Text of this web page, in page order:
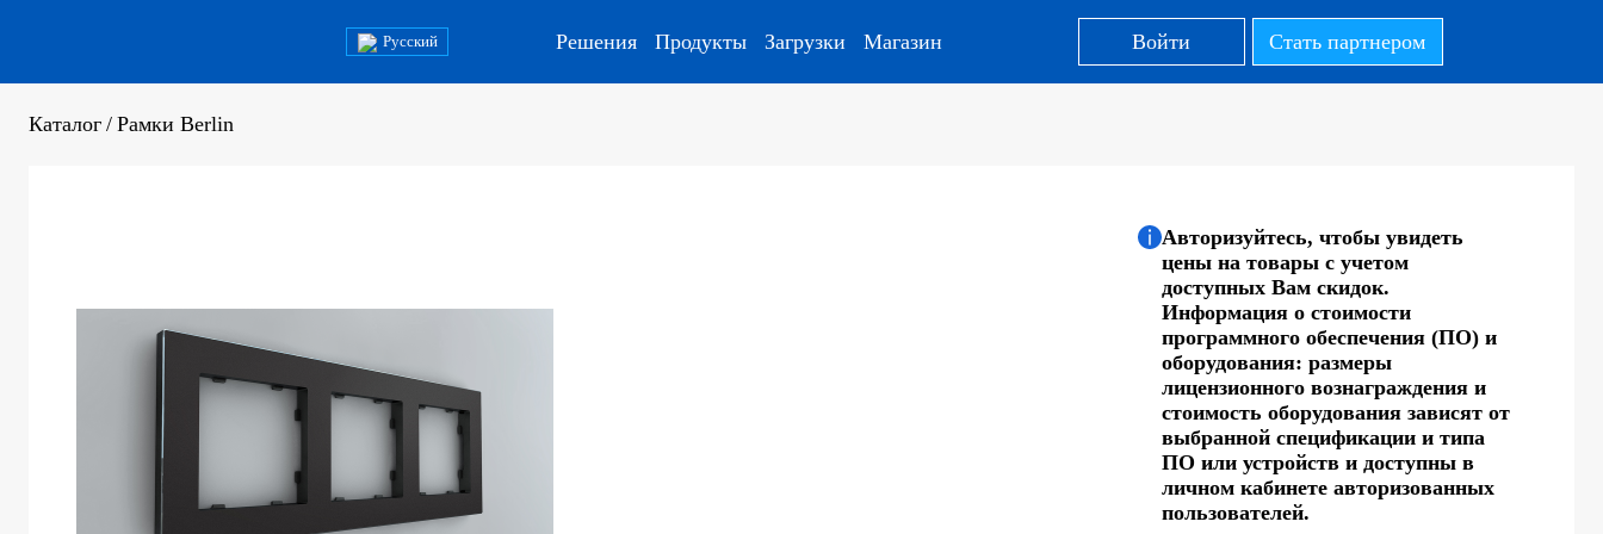
Русский Решения Продукты Загрузки Магазин Войти Стать партнером
Каталог / Рамки Berlin
Авторизуйтесь, чтобы увидеть
цены на товары с учетом
доступных Вам скидок.
Информация о стоимости
программного обеспечения (ПО) и
оборудования: размеры
лицензионного вознаграждения и
стоимость оборудования зависят от
выбранной спецификации и типа
ПО или устройств и доступны в
личном кабинете авторизованных
пользователей.